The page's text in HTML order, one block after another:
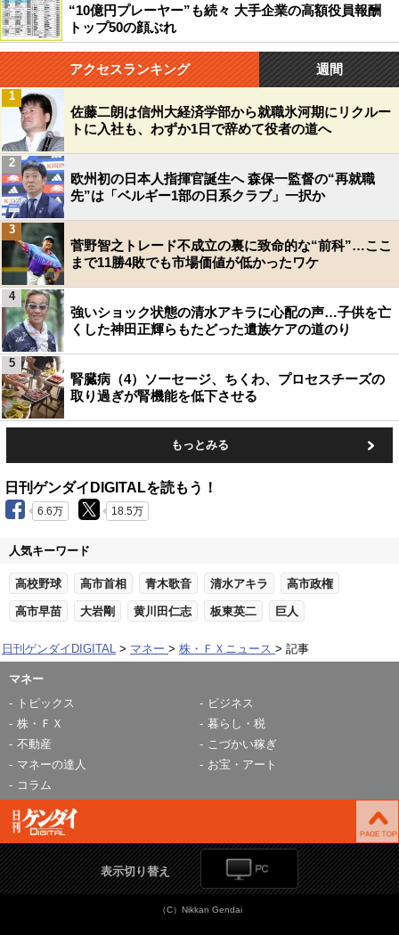
“10億円プレーヤー”も続々 大手企業の高額役員報酬
トップ50の顔ぶれ
アクセスランキング 週間
佐藤二朗は信州大経済学部から就職氷河期にリクルー
トに入社も、わずか1日で辞めて役者の道へ
1
欧州初の日本人指揮官誕生へ 森保一監督の“再就職
先”は「ベルギー1部の日系クラブ」一択か
2
菅野智之トレード不成立の裏に致命的な“前科”…ここ
まで11勝4敗でも市場価値が低かったワケ
3
強いショック状態の清水アキラに心配の声…子供を亡
くした神田正輝らもたどった遺族ケアの道のり
4
腎臓病（4）ソーセージ、ちくわ、プロセスチーズの
取り過ぎが腎機能を低下させる
5
もっとみる
日刊ゲンダイDIGITALを読もう！
6.6万 18.5万
人気キーワード
高校野球 高市首相 青木歌音 清水アキラ 高市政権
高市早苗 大岩剛 黄川田仁志 板東英二 巨人
日刊ゲンダイDIGITAL マネー 株・ＦＸニュース 記事
マネー
トピックス
ビジネス
株・ＦＸ
暮らし・税
不動産
こづかい稼ぎ
マネーの達人
お宝・アート
コラム
表示切り替え
（C）Nikkan Gendai